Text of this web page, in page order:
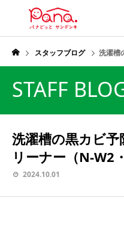
スタッフブログ 洗濯槽の黒
STAFF
洗濯槽の黒カビ予
リーナー（N-W2
2024.10.01